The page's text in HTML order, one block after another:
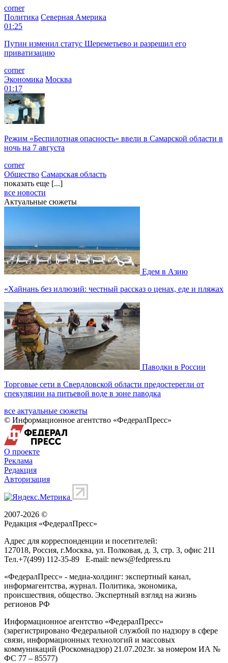
corner
Политика Северная Америка
01:25
Путин изменил статус Шереметьево и разрешил его
приватизацию
corner
Экономика Москва
01:17
Режим «Беспилотная опасность» ввели в Самарской области в
ночь на 7 августа
corner
Общество Самарская область
показать еще [...]
все новости
Актуальные сюжеты
Едем в Азию
«Хайнань без иллюзий: честный рассказ о ценах, еде и пляжах
Паводки в России
Торговые сети в Свердловской области предостерегли от
спекуляции на питьевой воде в зоне паводка
все актуальные сюжеты
© Информационное агентство «ФедералПресс»
О проекте
Реклама
Редакция
Авторизация
2007-2026 ©
Редакция «ФедералПресс»
Адрес для корреспонденции и посетителей:
127018, Россия, г.Москва, ул. Полковая, д. 3, стр. 3, офис 211
Тел.+7(499) 112-35-89 E-mail: news@fedpress.ru
«ФедералПресс» - медиа-холдинг: экспертный канал,
информагентства, журнал. Политика, экономика,
происшествия, общество. Экспертный взгляд на жизнь
регионов РФ
Информационное агентство «ФедералПресс»
(зарегистрировано Федеральной службой по надзору в сфере
связи, информационных технологий и массовых
коммуникаций (Роскомнадзор) 21.07.2023г. за номером ИА №
ФС 77 – 85577)